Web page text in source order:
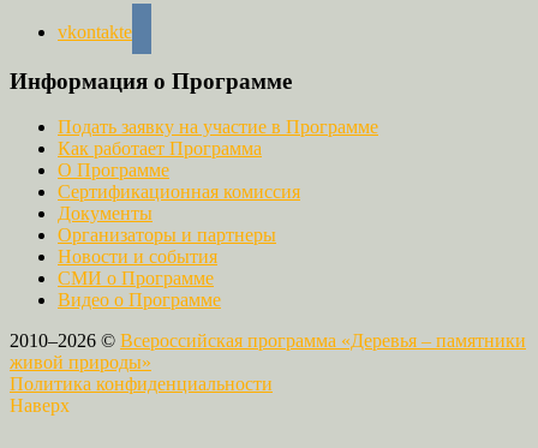
vkontakte
Информация о Программе
Подать заявку на участие в Программе
Как работает Программа
О Программе
Сертификационная комиссия
Документы
Организаторы и партнеры
Новости и события
СМИ о Программе
Видео о Программе
2010–2026 © Всероссийская программа «Деревья – памятники
живой природы»
Политика конфиденциальности
Наверх